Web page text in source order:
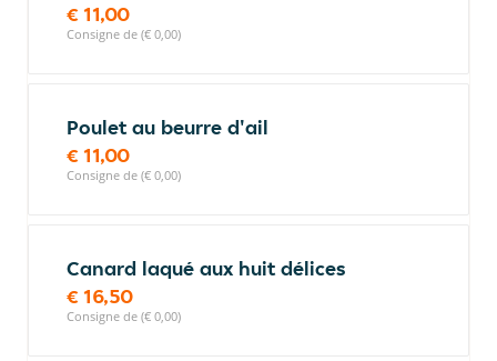
€ 11,00
Consigne de (€ 0,00)
Poulet au beurre d'ail
€ 11,00
Consigne de (€ 0,00)
Canard laqué aux huit délices
€ 16,50
Consigne de (€ 0,00)